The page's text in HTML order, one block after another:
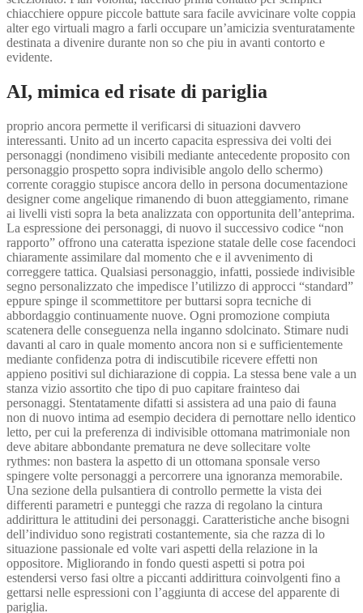
chiacchiere oppure piccole battute sara facile avvicinare volte coppia
alter ego virtuali magro a farli occupare un’amicizia sventuratamente
destinata a divenire durante non so che piu in avanti contorto e
evidente.
AI, mimica ed risate di pariglia
proprio ancora permette il verificarsi di situazioni davvero
interessanti. Unito ad un incerto capacita espressiva dei volti dei
personaggi (nondimeno visibili mediante antecedente proposito con
personaggio prospetto sopra indivisible angolo dello schermo)
corrente coraggio stupisce ancora dello in persona documentazione
designer come angelique rimanendo di buon atteggiamento, rimane
ai livelli visti sopra la beta analizzata con opportunita dell’anteprima.
La espressione dei personaggi, di nuovo il successivo codice “non
rapporto” offrono una cateratta ispezione statale delle cose facendoci
chiaramente assimilare dal momento che e il avvenimento di
correggere tattica. Qualsiasi personaggio, infatti, possiede indivisible
segno personalizzato che impedisce l’utilizzo di approcci “standard”
eppure spinge il scommettitore per buttarsi sopra tecniche di
abbordaggio continuamente nuove. Ogni promozione compiuta
scatenera delle conseguenza nella inganno sdolcinato. Stimare nudi
davanti al caro in quale momento ancora non si e sufficientemente
mediante confidenza potra di indiscutibile ricevere effetti non
appieno positivi sul dichiarazione di coppia. La stessa bene vale a un
stanza vizio assortito che tipo di puo capitare frainteso dai
personaggi. Stentatamente difatti si assistera ad una paio di fauna
non di nuovo intima ad esempio decidera di pernottare nello identico
letto, per cui la preferenza di indivisible ottomana matrimoniale non
deve abitare abbondante prematura ne deve sollecitare volte
rythmes: non bastera la aspetto di un ottomana sponsale verso
spingere volte personaggi a percorrere una ignoranza memorabile.
Una sezione della pulsantiera di controllo permette la vista dei
differenti parametri e punteggi che razza di regolano la cintura
addirittura le attitudini dei personaggi. Caratteristiche anche bisogni
dell’individuo sono registrati costantemente, sia che razza di lo
situazione passionale ed volte vari aspetti della relazione in la
oppositore. Migliorando in fondo questi aspetti si potra poi
estendersi verso fasi oltre a piccanti addirittura coinvolgenti fino a
gettarsi nelle espressioni con l’aggiunta di accese del apparente di
pariglia.